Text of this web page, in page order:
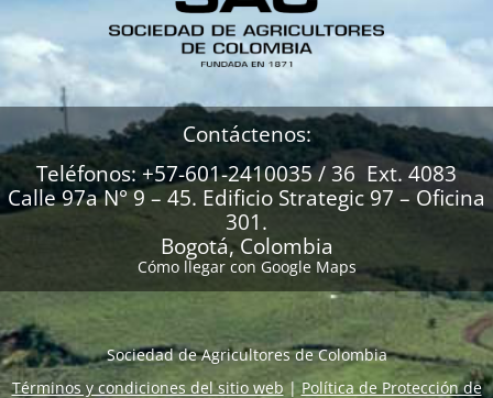
Contáctenos:
Teléfonos: +57-601-2410035 / 36 Ext. 4083
Calle 97a N° 9 – 45. Edificio Strategic 97 – Oficina
301.
Bogotá, Colombia
Cómo llegar con Google Maps
Sociedad de Agricultores de Colombia
Términos y condiciones del sitio web|Política de Protección de